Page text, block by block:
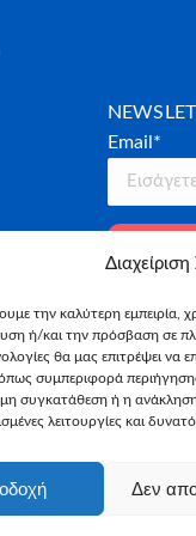
την καλύτερη εμπειρία,
ή/και την πρόσβαση σε
θα μας επιτρέψει να
συμπεριφορά
συγκατάθεση ή η
λειτουργίες και
Δεν
Email*